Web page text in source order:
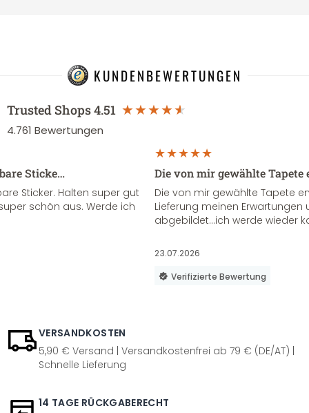
KUNDENBEWERTUNGEN
Trusted Shops4.51
4.761 Bewertungen
Sticke…
Sticker. Halten super gut
schön aus. Werde ich
Die von mir gewählte
Die von mir gewählte Tapete
Lieferung meinen Erwartungen
abgebildet...ich werde wieder
23.07.2026
Verifizierte Bewertung
VERSANDKOSTEN
5,90 € Versand | Versandkostenfrei ab 79 € (DE/AT) |
Schnelle Lieferung
14 TAGE RÜCKGABERECHT